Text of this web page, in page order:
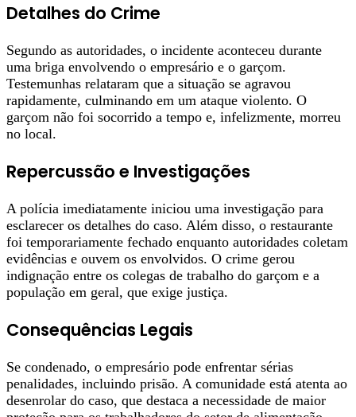
Detalhes do Crime
Segundo as autoridades, o incidente aconteceu durante
uma briga envolvendo o empresário e o garçom.
Testemunhas relataram que a situação se agravou
rapidamente, culminando em um ataque violento. O
garçom não foi socorrido a tempo e, infelizmente, morreu
no local.
Repercussão e Investigações
A polícia imediatamente iniciou uma investigação para
esclarecer os detalhes do caso. Além disso, o restaurante
foi temporariamente fechado enquanto autoridades coletam
evidências e ouvem os envolvidos. O crime gerou
indignação entre os colegas de trabalho do garçom e a
população em geral, que exige justiça.
Consequências Legais
Se condenado, o empresário pode enfrentar sérias
penalidades, incluindo prisão. A comunidade está atenta ao
desenrolar do caso, que destaca a necessidade de maior